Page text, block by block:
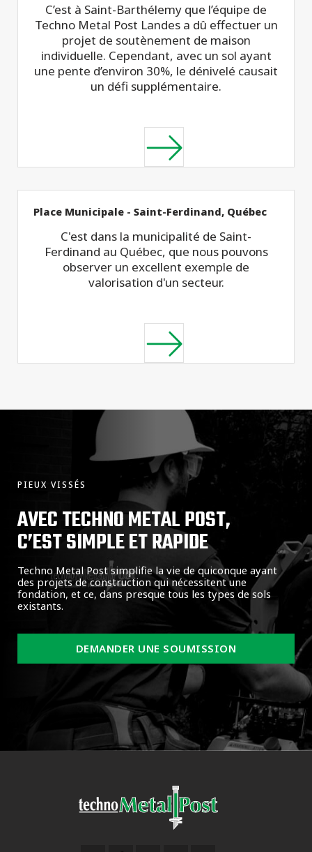
C’est à Saint-Barthélemy que l’équipe de
Techno Metal Post Landes a dû effectuer un
projet de soutènement de maison
individuelle. Cependant, avec un sol ayant
une pente d’environ 30%, le dénivelé causait
un défi supplémentaire.
Place Municipale - Saint-Ferdinand, Québec
C'est dans la municipalité de Saint-
Ferdinand au Québec, que nous pouvons
observer un excellent exemple de
valorisation d'un secteur.
PIEUX VISSÉS
AVEC TECHNO METAL POST,
C’EST SIMPLE ET RAPIDE
Techno Metal Post simplifie la vie de quiconque ayant
des projets de construction qui nécessitent une
fondation, et ce, dans presque tous les types de sols
existants.
DEMANDER UNE SOUMISSION